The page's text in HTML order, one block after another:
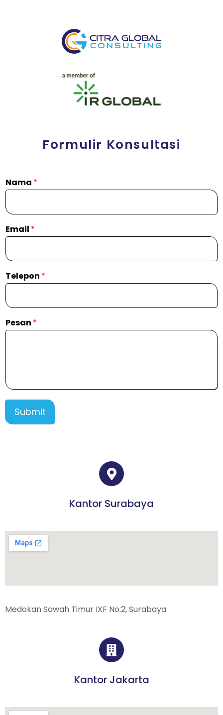
Formulir Konsultasi
Nama *
Email *
Telepon *
Pesan *
Submit
Kantor Surabaya
Medokan Sawah Timur IXF No.2, Surabaya
Kantor Jakarta